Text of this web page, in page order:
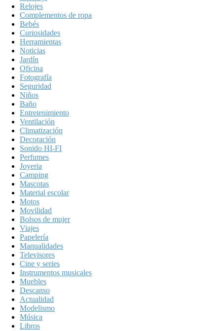
Relojes
Complementos de ropa
Bebés
Curiosidades
Herramientas
Noticias
Jardín
Oficina
Fotografía
Seguridad
Niños
Baño
Entretenimiento
Ventilación
Climatización
Decoración
Sonido HI-FI
Perfumes
Joyeria
Camping
Mascotas
Material escolar
Motos
Movilidad
Bolsos de mujer
Viajes
Papelería
Manualidades
Televisores
Cine y series
Instrumentos musicales
Muebles
Descanso
Actualidad
Modelismo
Música
Libros